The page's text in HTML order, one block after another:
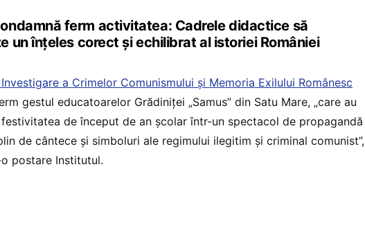
ferm activitatea: Cadrele didactice să
un înțeles corect și echilibrat al istoriei României
a Crimelor Comunismului și Memoria Exilului Românesc
gestul educatoarelor Grădiniței „Samus” din Satu Mare, „care au
de început de an școlar într-un spectacol de propagandă
de cântece și simboluri ale regimului ilegitim și criminal comunist”,
postare Institutul.